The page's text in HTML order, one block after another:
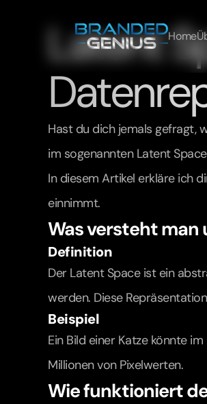
Home
Latent
Hast du dich jemals gefragt,
im sogenannten Latent
In diesem Artikel erkläre ich
einnimmt.
Was versteht man
Definition
Der Latent Space ist ein
werden. Diese
Beispiel
Ein Bild einer Katze könnte
Millionen von Pixelwerten.
Wie funktioniert